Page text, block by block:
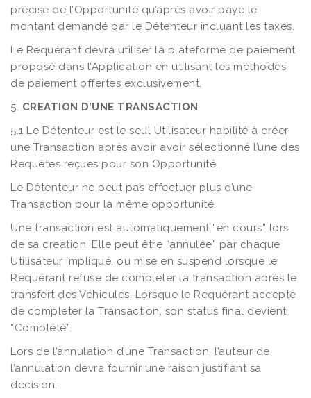
précise de l’Opportunité qu’après avoir payé le
montant demandé par le Détenteur incluant les taxes.
Le Requérant devra utiliser la plateforme de paiement
proposé dans l’Application en utilisant les méthodes
de paiement offertes exclusivement.
5. CREATION D’UNE TRANSACTION
5.1 Le Détenteur est le seul Utilisateur habilité à créer
une Transaction après avoir avoir sélectionné l’une des
Requêtes reçues pour son Opportunité.
Le Détenteur ne peut pas effectuer plus d’une
Transaction pour la même opportunité,
Une transaction est automatiquement “en cours” lors
de sa creation. Elle peut être “annulée” par chaque
Utilisateur impliqué, ou mise en suspend lorsque le
Requérant refuse de completer la transaction après le
transfert des Véhicules. Lorsque le Requérant accepte
de completer la Transaction, son status final devient
“Complété”.
Lors de l’annulation d’une Transaction, l’auteur de
l’annulation devra fournir une raison justifiant sa
décision.